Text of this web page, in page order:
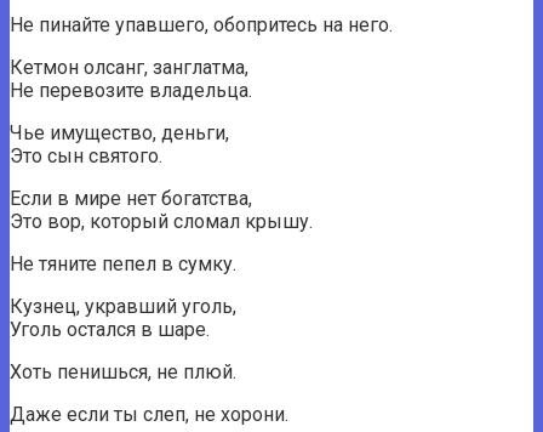
Не пинайте упавшего, обопритесь на него.
Кетмон олсанг, занглатма,
Не перевозите владельца.
Чье имущество, деньги,
Это сын святого.
Если в мире нет богатства,
Это вор, который сломал крышу.
Не тяните пепел в сумку.
Кузнец, укравший уголь,
Уголь остался в шаре.
Хоть пенишься, не плюй.
Даже если ты слеп, не хорони.